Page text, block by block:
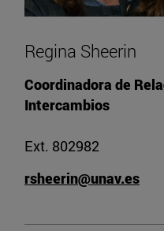
Regina Sheerin
Coordinadora de
Intercambios
Ext. 802982
rsheerin@unav.es